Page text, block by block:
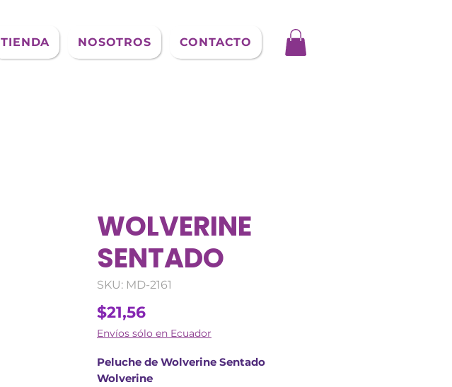
TIENDA NOSOTROS CONTACTO
WOLVERINE
SENTADO
SKU: MD-2161
$21,56Precio
Envíos sólo en Ecuador
Peluche de Wolverine Sentado
Wolverine